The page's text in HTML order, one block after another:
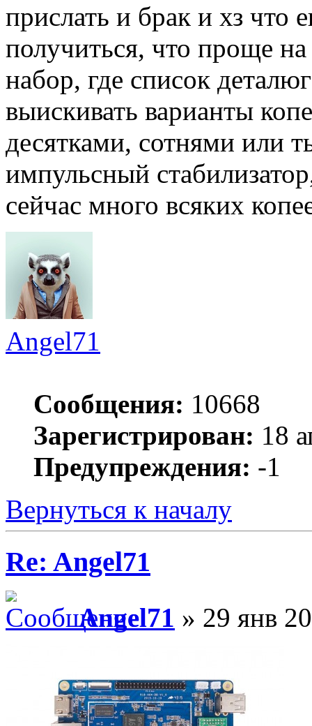
прислать и брак и хз что
получиться, что проще
набор, где список
выискивать варианты
десятками, сотнями или
импульсный
сейчас много всяких
Angel71
Сообщения: 10668
Зарегистрирован: 18
Предупреждения: -1
Вернуться к началу
Re: Angel71
Angel71 » 29 янв